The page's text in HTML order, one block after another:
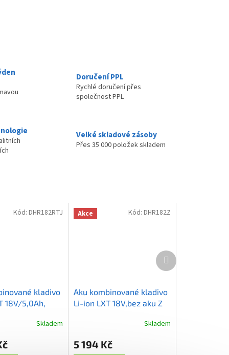
Doručení PPL
Rychlé doručení přes
společnost PPL
Velké skladové zásoby
Přes 35 000 položek skladem
kladivo
18V/5,0Ah,
Skladem
Kód:DHR182RTJ Akce
Aku kombinované kladivo
Li-ion LXT 18V,bez aku Z
produktu
Skladem
5 194 Kč
Kód: DHR182Z
Další
produkt